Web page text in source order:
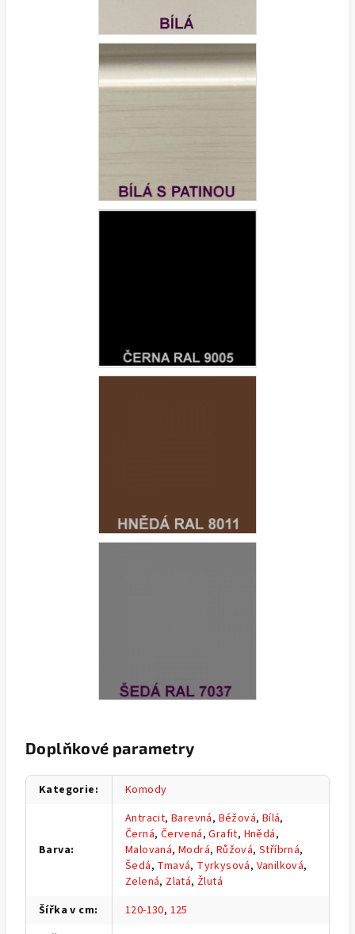
Doplňkové parametry
Kategorie: Komody
Barva:
Antracit,Barevná, Béžová, Bílá,
Černá, Červená,Grafit, Hnědá,
Malovaná,Modrá, Růžová,Stříbrná,
Šedá, Tmavá, Tyrkysová, Vanilková,
Zelená, Zlatá, Žlutá
Šířka v cm: 120-130, 125